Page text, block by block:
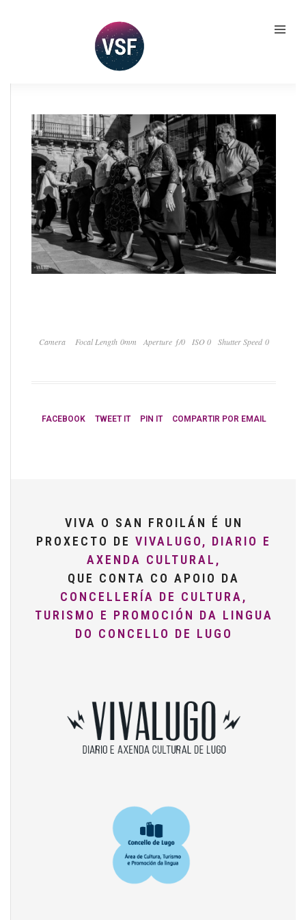
Camera Focal Length 0mm Aperture ƒ/0 ISO 0 Shutter Speed 0
FACEBOOK TWEET IT PIN IT COMPARTIR POR EMAIL
VIVA O SAN FROILÁN É UN
PROXECTO DE VIVALUGO, DIARIO E
AXENDA CULTURAL,
QUE CONTA CO APOIO DA
CONCELLERÍA DE CULTURA,
TURISMO E PROMOCIÓN DA LINGUA
DO CONCELLO DE LUGO